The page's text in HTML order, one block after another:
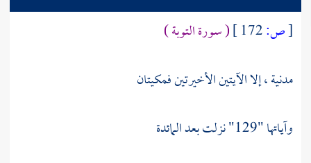
[ص:
( سورة التوبة )
مدنية ، إلا الآيتين الأخيرتين فمكيتان
وآياتها "129" نزلت بعد المائدة